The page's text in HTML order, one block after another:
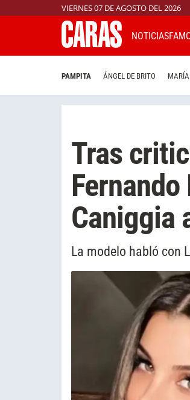
VIERNES 07 DE AGOSTO DEL 2026
NOTICIAS
PAMPITA ÁNGEL DE BRITO
Tras
Caniggia
La modelo habló con